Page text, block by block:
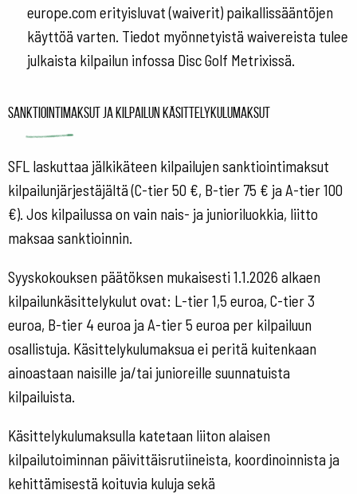
europe.com erityisluvat (waiverit) paikallissääntöjen
käyttöä varten. Tiedot myönnetyistä waivereista tulee
julkaista kilpailun infossa Disc Golf Metrixissä.
Sanktiointimaksut ja kilpailun käsittelykulumaksut
SFL laskuttaa jälkikäteen kilpailujen sanktiointimaksut
kilpailunjärjestäjältä (C-tier 50 €, B-tier 75 € ja A-tier 100
€). Jos kilpailussa on vain nais- ja junioriluokkia, liitto
maksaa sanktioinnin.
Syyskokouksen päätöksen mukaisesti 1.1.2026 alkaen
kilpailunkäsittelykulut ovat: L-tier 1,5 euroa, C-tier 3
euroa, B-tier 4 euroa ja A-tier 5 euroa per kilpailuun
osallistuja. Käsittelykulumaksua ei peritä kuitenkaan
ainoastaan naisille ja/tai junioreille suunnatuista
kilpailuista.
Käsittelykulumaksulla katetaan liiton alaisen
kilpailutoiminnan päivittäisrutiineista, koordinoinnista ja
kehittämisestä koituvia kuluja sekä